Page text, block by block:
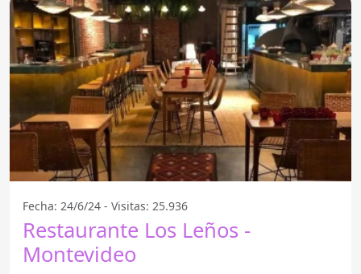
Fecha: 24/6/24 - Visitas: 25.936
Restaurante Los Leños -
Montevideo